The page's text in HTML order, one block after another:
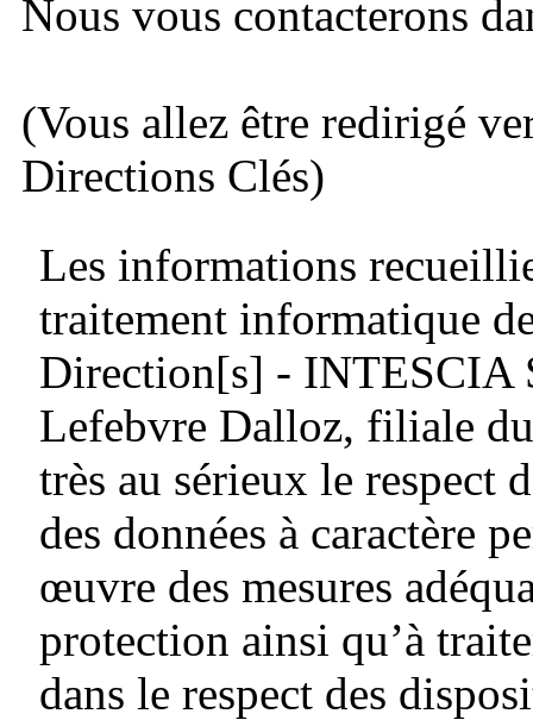
Nous vous contacterons
(Vous allez être redirigé
Directions Clés)
Les informations
traitement informatique
Direction[s] - INTESCIA
Lefebvre Dalloz, filiale
très au sérieux le respect
des données à caractère
œuvre des mesures
protection ainsi qu’à
dans le respect des